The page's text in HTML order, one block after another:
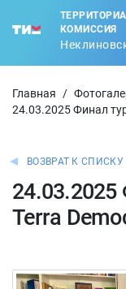
КОМИССИЯ
Главная /
24.03.2025 Финал
ВОЗВРАТ К СПИСКУ
24.03.2025
Terra